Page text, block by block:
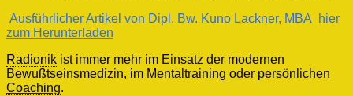
Ausführlicher Artikel von Dipl. Bw. Kuno Lackner, MBA hier
zum Herunterladen
Radionik ist immer mehr im Einsatz der modernen
Bewußtseinsmedizin, im Mentaltraining oder persönlichen
Coaching.